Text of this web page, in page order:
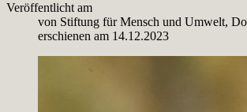
Veröffentlicht am
von Stiftung für Mensch und Umwelt,
erschienen am 14.12.2023